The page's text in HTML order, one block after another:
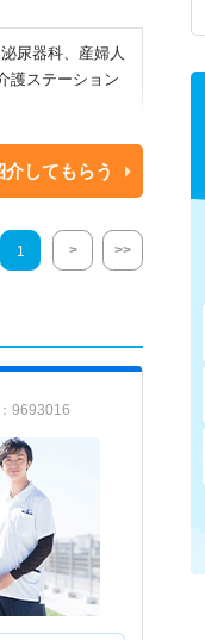
尿器科、産婦人
護ステーション
社会に貢献する
院は199床を有
および周産期医
診断や人間ドッ
してもらう
1 > >>
9693016